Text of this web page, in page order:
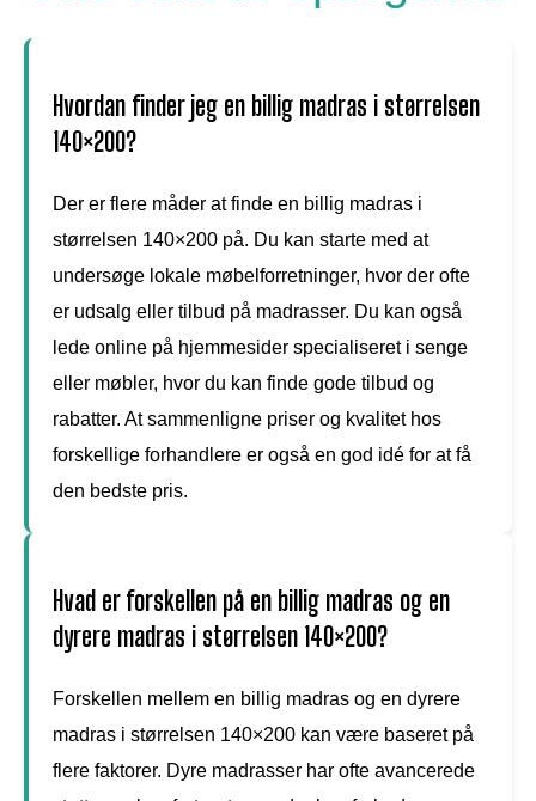
Hvordan finder jeg en billig madras i størrelsen
140×200?
Der er flere måder at finde en billig madras i
størrelsen 140×200 på. Du kan starte med at
undersøge lokale møbelforretninger, hvor der ofte
er udsalg eller tilbud på madrasser. Du kan også
lede online på hjemmesider specialiseret i senge
eller møbler, hvor du kan finde gode tilbud og
rabatter. At sammenligne priser og kvalitet hos
forskellige forhandlere er også en god idé for at få
den bedste pris.
Hvad er forskellen på en billig madras og en
dyrere madras i størrelsen 140×200?
Forskellen mellem en billig madras og en dyrere
madras i størrelsen 140×200 kan være baseret på
flere faktorer. Dyre madrasser har ofte avancerede